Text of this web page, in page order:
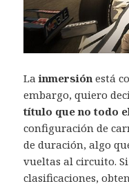
Lainmersión está
embargo, quiero
título que no todo
configuración de
de duración, algo
vueltas al circuito.
clasificaciones,